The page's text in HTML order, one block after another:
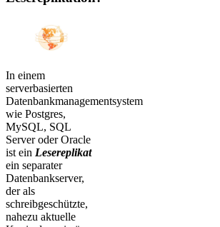
In einem
serverbasierten
Datenbankmanagementsystem
wie Postgres,
MySQL, SQL
Server oder Oracle
ist ein Lesereplikat
ein separater
Datenbankserver,
der als
schreibgeschützte,
nahezu aktuelle